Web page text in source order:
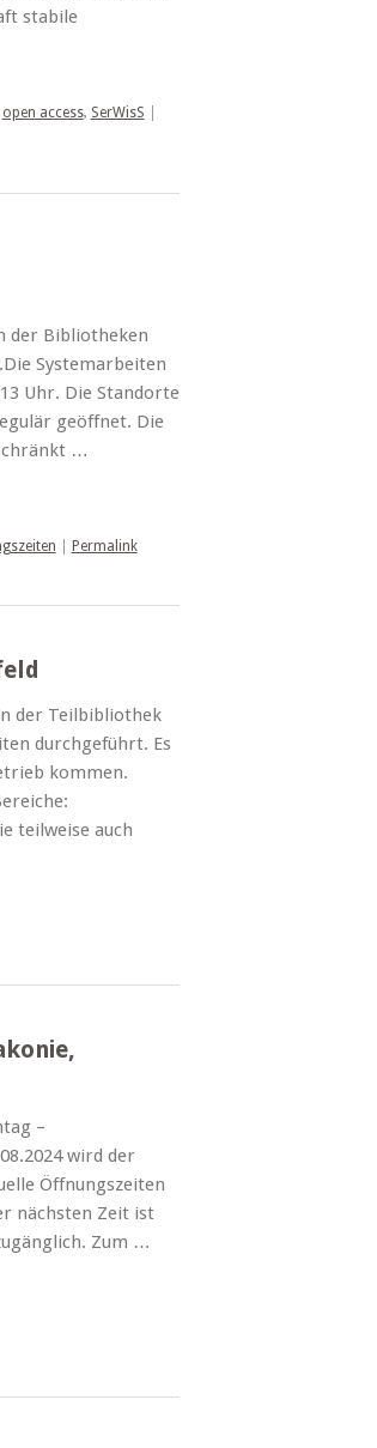
stabile
open access, SerWisS
der Bibliotheken
Systemarbeiten
Uhr. Die Standorte
geöffnet. Die
…
Permalink
der Teilbibliothek
durchgeführt. Es
kommen.
teilweise auch
–
wird der
Öffnungszeiten
nächsten Zeit ist
Zum …